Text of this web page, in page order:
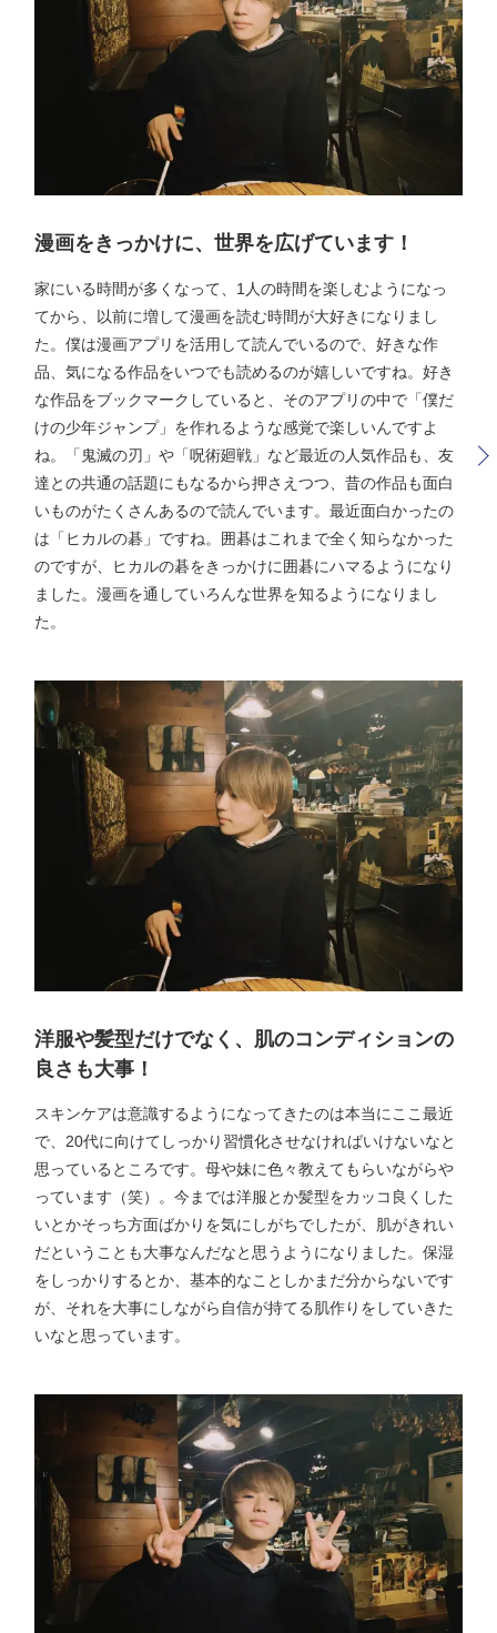
漫画をきっかけに、世界を広げています！
家にいる時間が多くなって、1人の時間を楽しむようになっ
てから、以前に増して漫画を読む時間が大好きになりまし
た。僕は漫画アプリを活用して読んでいるので、好きな作
品、気になる作品をいつでも読めるのが嬉しいですね。好き
な作品をブックマークしていると、そのアプリの中で「僕だ
けの少年ジャンプ」を作れるような感覚で楽しいんですよ
ね。「鬼滅の刃」や「呪術廻戦」など最近の人気作品も、友
達との共通の話題にもなるから押さえつつ、昔の作品も面白
いものがたくさんあるので読んでいます。最近面白かったの
は「ヒカルの碁」ですね。囲碁はこれまで全く知らなかった
のですが、ヒカルの碁をきっかけに囲碁にハマるようになり
ました。漫画を通していろんな世界を知るようになりまし
た。
洋服や髪型だけでなく、肌のコンディションの
良さも大事！
スキンケアは意識するようになってきたのは本当にここ最近
で、20代に向けてしっかり習慣化させなければいけないなと
思っているところです。母や妹に色々教えてもらいながらや
っています（笑）。今までは洋服とか髪型をカッコ良くした
いとかそっち方面ばかりを気にしがちでしたが、肌がきれい
だということも大事なんだなと思うようになりました。保湿
をしっかりするとか、基本的なことしかまだ分からないです
が、それを大事にしながら自信が持てる肌作りをしていきた
いなと思っています。